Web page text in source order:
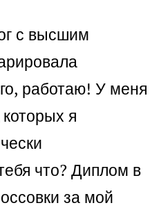
с высшим
работаю! У меня
я
что? Диплом в
за мой